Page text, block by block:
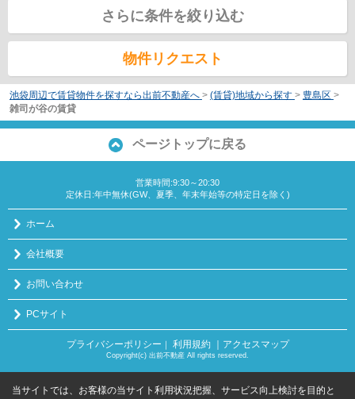
さらに条件を絞り込む
物件リクエスト
池袋周辺で賃貸物件を探すなら出前不動産へ > (賃貸)地域から探す > 豊島区 >
雑司が谷の賃貸
ページトップに戻る
営業時間:9:30～20:30
定休日:年中無休(GW、夏季、年末年始等の特定日を除く)
ホーム
会社概要
お問い合わせ
PCサイト
プライバシーポリシー ｜ 利用規約 ｜アクセスマップ
Copyright(c) 出前不動産 All rights reserved.
当サイトでは、お客様の当サイト利用状況把握、サービス向上検討を目的と